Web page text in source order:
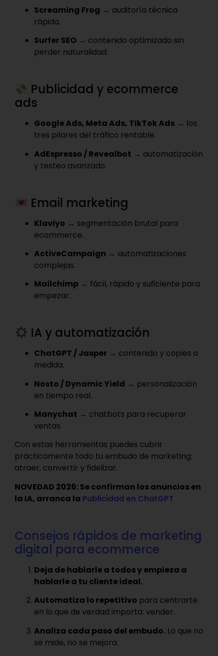
Screaming Frog → auditoría técnica
rápida.
Surfer SEO → contenido optimizado sin
perder naturalidad.
Publicidad y ecommerce
ads
Google Ads, Meta Ads, TikTok Ads → los
tres pilares del tráfico rentable.
AdEspresso / Revealbot → automatización
y testeo avanzado.
Email marketing
Klaviyo → segmentación brutal para
ecommerce.
ActiveCampaign → automatizaciones
complejas.
Mailchimp → fácil, rápido y suficiente para
empezar.
IA y automatización
ChatGPT / Jasper → contenido y copies a
medida.
Nosto / Dynamic Yield → personalización
en tiempo real.
Manychat → chatbots para recuperar
ventas.
Con estas herramientas puedes cubrir
prácticamente todo tu embudo de marketing:
atraer, convertir y fidelizar.
NOVEDAD 2026: Se confirman los anuncios en
la IA, arranca la Publicidad en ChatGPT
Consejos rápidos de marketing
digital para ecommerce
Deja de hablarle a todos y empieza a
hablarle a tu cliente ideal.
Automatiza lo repetitivo para centrarte
en lo que de verdad importa: vender.
Analiza cada paso del embudo. Lo que no
se mide, no se mejora.